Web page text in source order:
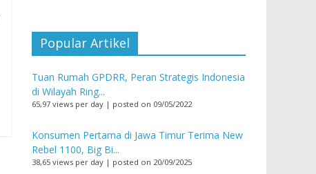
Popular Artikel
Tuan Rumah GPDRR, Peran Strategis Indonesia
di Wilayah Ring...
65,97 views per day | posted on 09/05/2022
Konsumen Pertama di Jawa Timur Terima New
Rebel 1100, Big Bi...
38,65 views per day | posted on 20/09/2025